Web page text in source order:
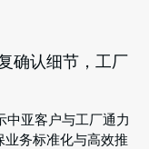
确认细节，工厂
中亚客户与工厂通力
务标准化与高效推